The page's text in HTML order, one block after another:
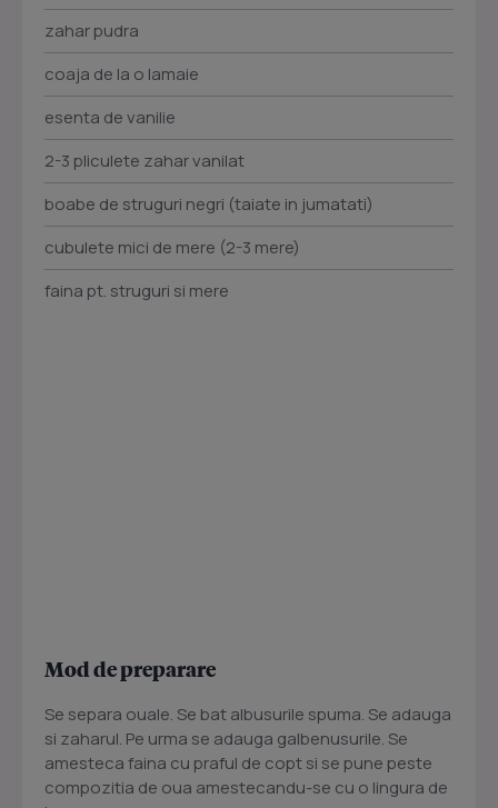
zahar pudra
coaja de la o lamaie
esenta de vanilie
2-3 pliculete zahar vanilat
boabe de struguri negri (taiate in jumatati)
cubulete mici de mere (2-3 mere)
faina pt. struguri si mere
Mod de preparare
Se separa ouale. Se bat albusurile spuma. Se adauga
si zaharul. Pe urma se adauga galbenusurile. Se
amesteca faina cu praful de copt si se pune peste
compozitia de oua amestecandu-se cu o lingura de